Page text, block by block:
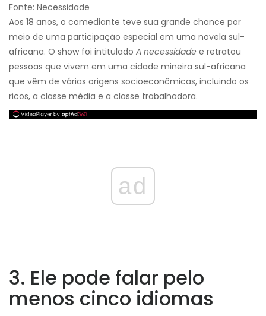
Fonte: Necessidade
Aos 18 anos, o comediante teve sua grande chance por
meio de uma participação especial em uma novela sul-
africana. O show foi intitulado A necessidade e retratou
pessoas que vivem em uma cidade mineira sul-africana
que vêm de várias origens socioeconômicas, incluindo os
ricos, a classe média e a classe trabalhadora.
ad
3. Ele pode falar pelo
menos cinco idiomas